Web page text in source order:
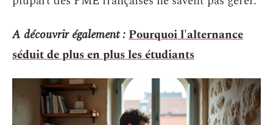
A découvrir également :Pourquoi l'alternance
séduit de plus en plus les étudiants